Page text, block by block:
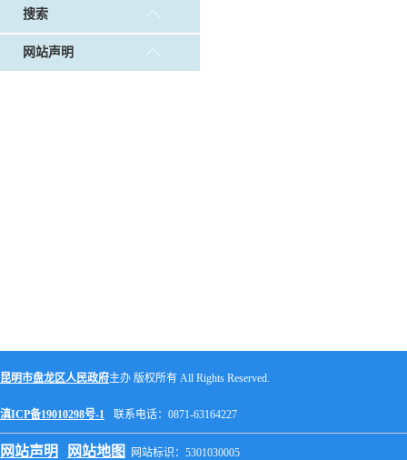
搜索
网站声明
昆明市盘龙区人民政府主办 版权所有 All Rights Reserved.
滇ICP备19010298号-1 联系电话：0871-63164227
网站声明 网站地图 网站标识：5301030005